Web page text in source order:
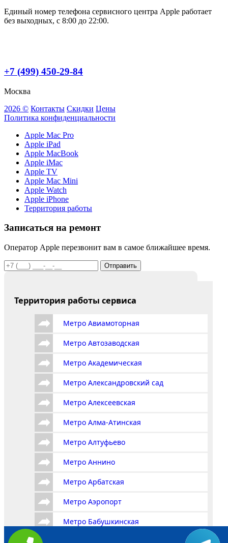
Единый номер телефона сервисного центра Apple работает
без выходных, с 8:00 до 22:00.
+7 (499) 450-29-84
Москва
2026 © Контакты Скидки Цены
Политика конфиденциальности
Apple Mac Pro
Apple iPad
Apple MacBook
Apple iMac
Apple TV
Apple Mac Mini
Apple Watch
Apple iPhone
Территория работы
Записаться на ремонт
Оператор Apple перезвонит вам в самое ближайшее время.
Отправить
Территория работы сервиса
Метро Авиамоторная
Метро Автозаводская
Метро Академическая
Метро Александровский сад
Метро Алексеевская
Метро Алма-Атинская
Метро Алтуфьево
Метро Аннино
Метро Арбатская
Метро Аэропорт
Метро Бабушкинская